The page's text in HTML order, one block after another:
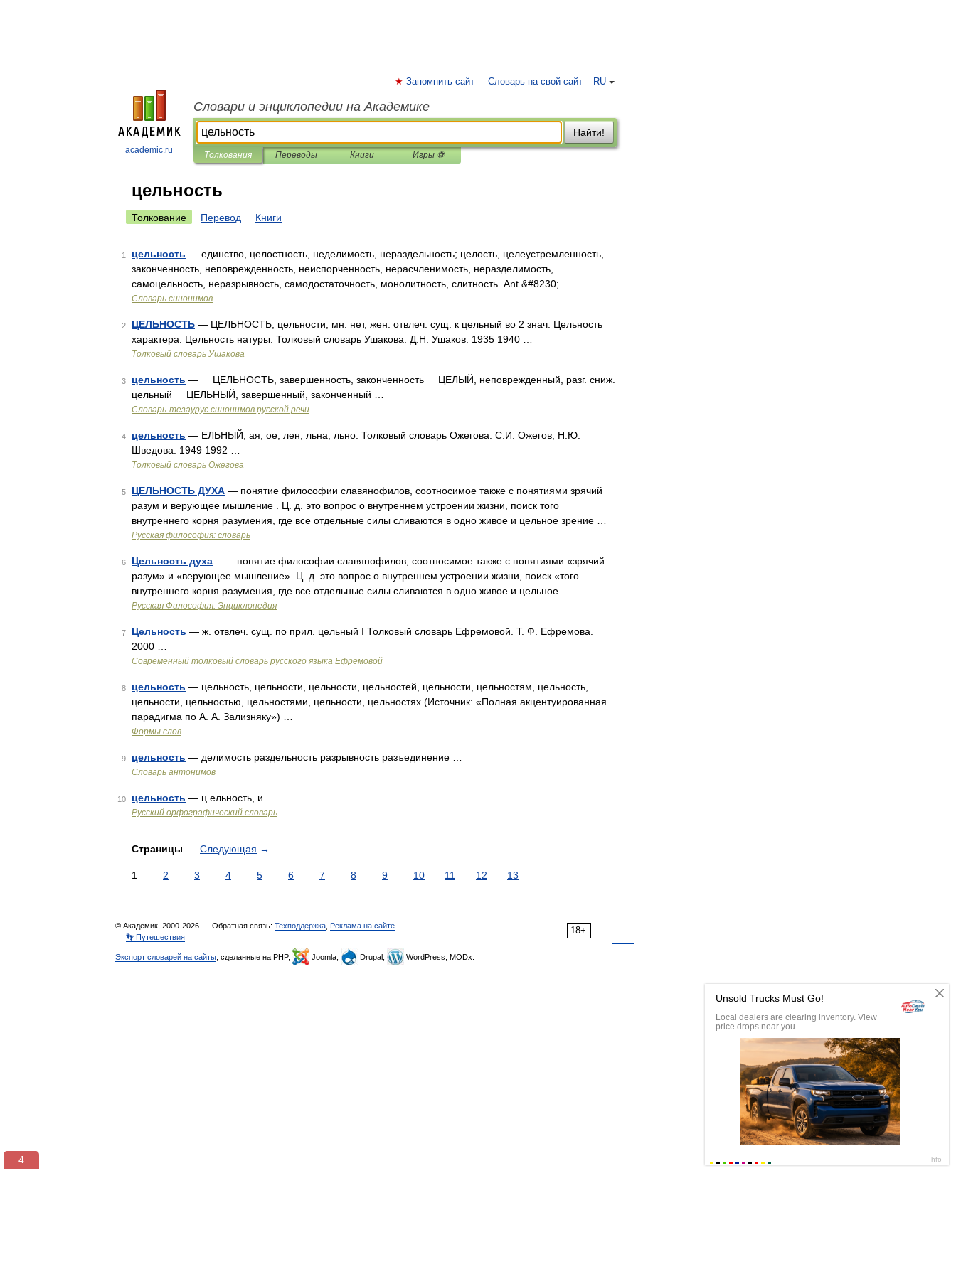
academic.ru
RU
Запомнить сайт Словарь на свой сайт
Словари и энциклопедии на Академике
Найти!
Толкования Переводы Книги Игры ⚽
цельность
Толкование Перевод Книги
1 цельность — единство, целостность, неделимость, нераздельность; целость, целеустремленность,
законченность, неповрежденность, неиспорченность, нерасчленимость, неразделимость,
самоцельность, неразрывность, самодостаточность, монолитность, слитность. Ant.&#8230; …
Словарь синонимов
2 ЦЕЛЬНОСТЬ — ЦЕЛЬНОСТЬ, цельности, мн. нет, жен. отвлеч. сущ. к цельный во 2 знач. Цельность
характера. Цельность натуры. Толковый словарь Ушакова. Д.Н. Ушаков. 1935 1940 …
Толковый словарь Ушакова
3 цельность — ЦЕЛЬНОСТЬ, завершенность, законченность ЦЕЛЫЙ, неповрежденный, разг. сниж.
цельный ЦЕЛЬНЫЙ, завершенный, законченный …
Словарь-тезаурус синонимов русской речи
4 цельность — ЕЛЬНЫЙ, ая, ое; лен, льна, льно. Толковый словарь Ожегова. С.И. Ожегов, Н.Ю.
Шведова. 1949 1992 …
Толковый словарь Ожегова
5 ЦЕЛЬНОСТЬ ДУХА — понятие философии славянофилов, соотносимое также с понятиями зрячий
разум и верующее мышление . Ц. д. это вопрос о внутреннем устроении жизни, поиск того
внутреннего корня разумения, где все отдельные силы сливаются в одно живое и цельное зрение …
Русская философия: словарь
6 Цельность духа — понятие философии славянофилов, соотносимое также с понятиями «зрячий
разум» и «верующее мышление». Ц. д. это вопрос о внутреннем устроении жизни, поиск «того
внутреннего корня разумения, где все отдельные силы сливаются в одно живое и цельное …
Русская Философия. Энциклопедия
7 Цельность — ж. отвлеч. сущ. по прил. цельный I Толковый словарь Ефремовой. Т. Ф. Ефремова.
2000 …
Современный толковый словарь русского языка Ефремовой
8 цельность — цельность, цельности, цельности, цельностей, цельности, цельностям, цельность,
цельности, цельностью, цельностями, цельности, цельностях (Источник: «Полная акцентуированная
парадигма по А. А. Зализняку») …
Формы слов
9 цельность — делимость раздельность разрывность разъединение …
Словарь антонимов
10 цельность — ц ельность, и …
Русский орфографический словарь
Страницы Следующая →
1 2 3 4 5 6 7 8 9 10 11 12 13
18+
© Академик, 2000-2026 Обратная связь: Техподдержка Реклама на сайте
👣 Путешествия
Экспорт словарей на сайты , сделанные на PHP, Joomla, Drupal, WordPress, MODx.
3